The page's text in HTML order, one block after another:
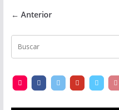
← Anterior